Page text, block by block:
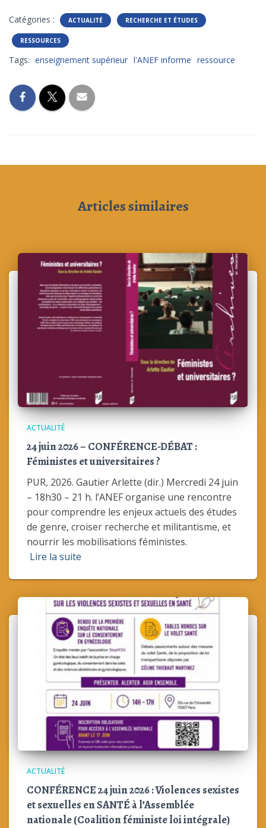
Catégories : ACTUALITÉ RECHERCHE ET ÉTUDES
RESSOURCES
Tags: enseignement supérieur l'ANEF informe ressource
Articles similaires
ACTUALITÉ
24 juin 2026 – CONFÉRENCE-DÉBAT :
Féministes et universitaires ?
PUR, 2026. Gautier Arlette (dir.) Mercredi 24 juin
– 18h30 – 21 h. l’ANEF organise une rencontre
pour comprendre les enjeux actuels des études
de genre, croiser recherche et militantisme, et
nourrir les mobilisations féministes.
Lire la suite
ACTUALITÉ
CONFÉRENCE 24 juin 2026 : Violences sexistes
et sexuelles en SANTÉ à l’Assemblée
nationale (Coalition féministe loi intégrale)